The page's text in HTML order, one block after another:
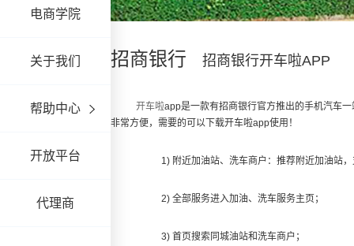
电商学院
关于我们
帮助中心
开放平台
代理商
招商银行 招商银行开车啦APP
开车啦app是一款有招商银行官方推出的手机汽车
非常方便，需要的可以下载开车啦app使用！
1) 附近加油站、洗车商户：推荐附近加油站
2) 全部服务进入加油、洗车服务主页；
3) 首页搜索同城油站和洗车商户；